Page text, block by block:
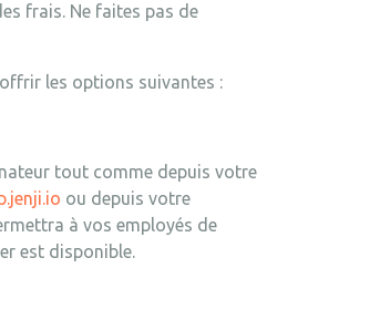
frais. Ne faites pas de
les options suivantes :
tout comme depuis votre
ou depuis votre
à vos employés de
est disponible.